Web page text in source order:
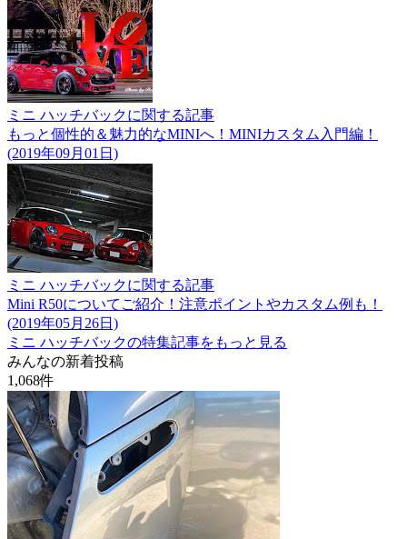
ミニ ハッチバックに関する記事
もっと個性的＆魅力的なMINIへ！MINIカスタム入門編！
(2019年09月01日)
ミニ ハッチバックに関する記事
Mini R50についてご紹介！注意ポイントやカスタム例も！
(2019年05月26日)
ミニ ハッチバックの特集記事をもっと見る
みんなの新着投稿
1,068件